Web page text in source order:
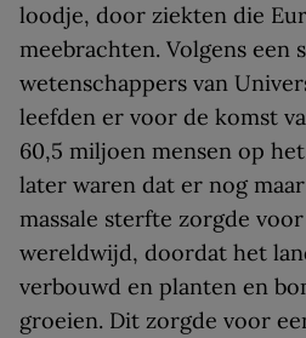
loodje, door ziekten die
meebrachten. Volgens een
wetenschappers van
leefden er voor de komst
60,5 miljoen mensen op
later waren dat er nog
massale sterfte zorgde
wereldwijd, doordat het
verbouwd en planten en
groeien. Dit zorgde voor